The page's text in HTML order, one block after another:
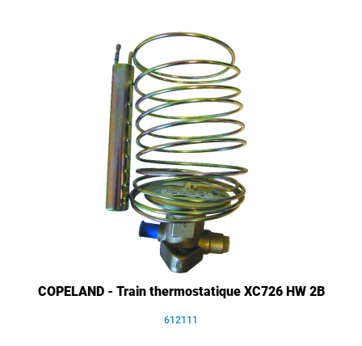
COPELAND - Train thermostatique XC726 HW 2B
612111